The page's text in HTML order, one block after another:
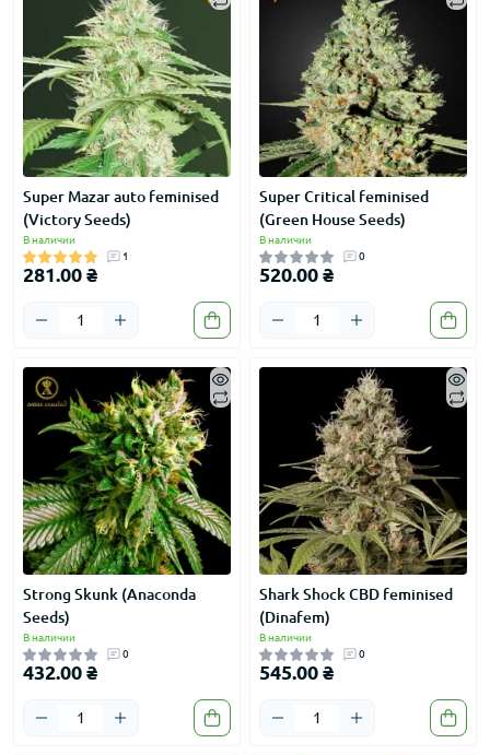
Super Mazar auto feminised
(Victory Seeds)
В наличии
1
281.00 ₴
Super Critical feminised
(Green House Seeds)
В наличии
0
520.00 ₴
Strong Skunk (Anaconda
Seeds)
В наличии
0
432.00 ₴
Shark Shock CBD feminised
(Dinafem)
В наличии
0
545.00 ₴